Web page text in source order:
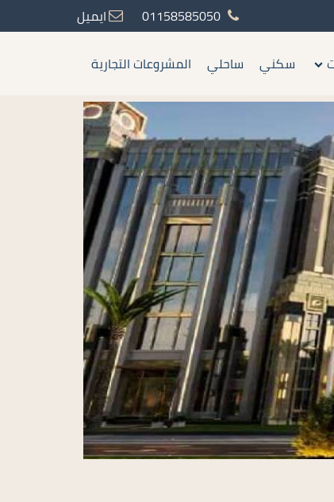
01158585050
ايميل
سكني ساحلي المشروعات التجارية